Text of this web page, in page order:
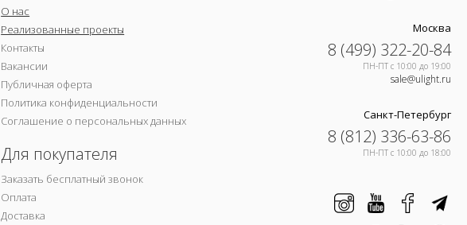
О нас
Реализованные проекты
Контакты
Вакансии
Публичная оферта
Политика конфиденциальности
Соглашение о персональных данных
Для покупателя
Заказать бесплатный звонок
Оплата
Доставка
Москва
8 (499) 322-20-84
ПН-ПТ c 10:00 до 19:00
sale@ulight.ru
Санкт-Петербург
8 (812) 336-63-86
ПН-ПТ c 10:00 до 18:00